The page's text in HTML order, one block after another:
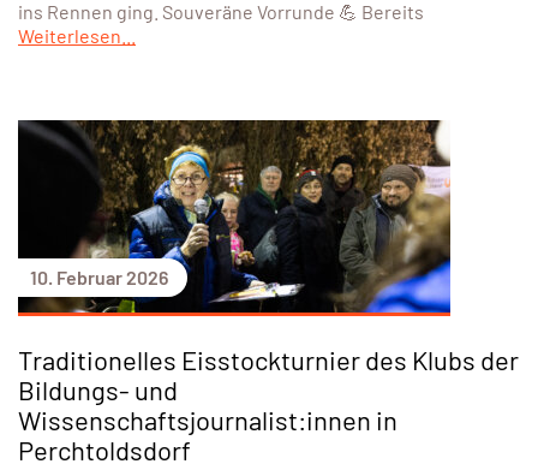
ins Rennen ging. Souveräne Vorrunde 💪 Bereits
Weiterlesen...
10. Februar 2026
Traditionelles Eisstockturnier des Klubs der
Bildungs- und
Wissenschaftsjournalist:innen in
Perchtoldsdorf